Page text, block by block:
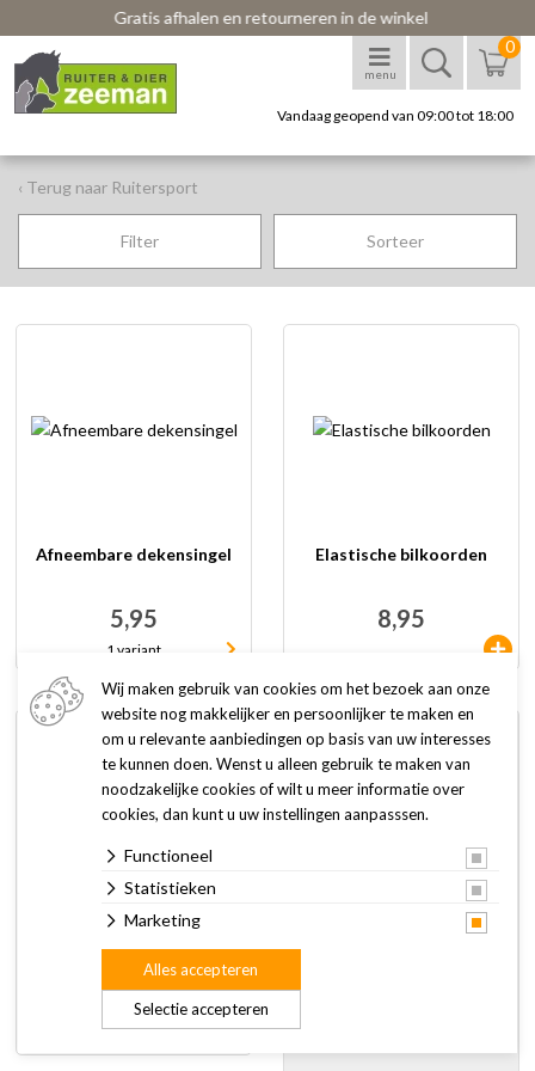
Gratis afhalen en retourneren in de winkel
menu
0
Vandaag geopend van 09:00 tot 18:00
‹ Terug naar Ruitersport
Filter Sorteer
Afneembare dekensingel
5,95
1 variant
Elastische bilkoorden
8,95
5,95
4 varianten
Webshop voor paard
en ruiter
De gespecialiseerde
webshop voor al uw
Wij maken gebruik van cookies om het bezoek aan onze
website nog makkelijker en persoonlijker te maken en
om u relevante aanbiedingen op basis van uw interesses
te kunnen doen. Wenst u alleen gebruik te maken van
noodzakelijke cookies of wilt u meer informatie over
cookies, dan kunt u uw instellingen aanpasssen.
Functioneel
Statistieken
Marketing
Selectie accepteren
Alles accepteren